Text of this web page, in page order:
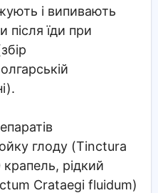
і випивають
після їди при
глоду (Tinctura
рідкий
Crataegi fluidum)